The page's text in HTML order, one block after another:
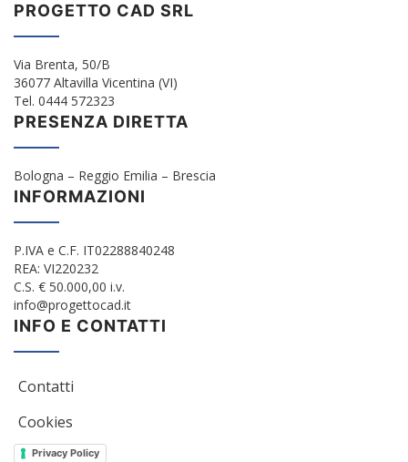
PROGETTO CAD SRL
Via Brenta, 50/B
36077 Altavilla Vicentina (VI)
Tel. 0444 572323
PRESENZA DIRETTA
Bologna – Reggio Emilia – Brescia
INFORMAZIONI
P.IVA e C.F. IT02288840248
REA: VI220232
C.S. € 50.000,00 i.v.
info@progettocad.it
INFO E CONTATTI
Contatti
Cookies
Privacy Policy